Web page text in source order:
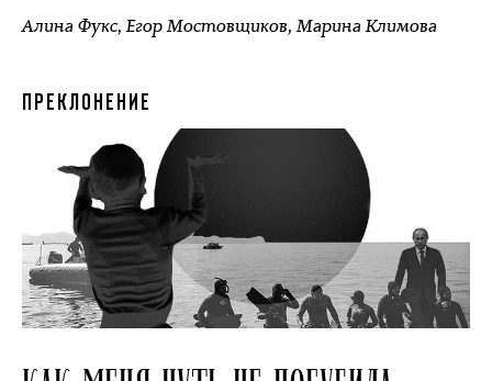
Алина Фукс,Егор Мостовщиков,Марина Климова
ПРЕКЛОНЕНИЕ